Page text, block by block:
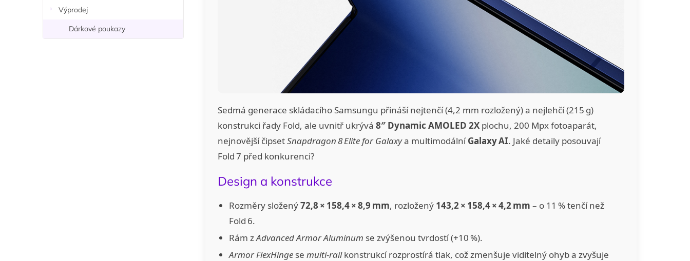
Výprodej
Dárkové poukazy
Sedmá generace skládacího Samsungu přináší nejtenčí (4,2 mm rozložený) a nejlehčí (215 g)
konstrukci řady Fold, ale uvnitř ukrývá 8″ Dynamic AMOLED 2Xplochu, 200 Mpx fotoaparát,
nejnovější čipsetSnapdragon 8 Elite for Galaxya multimodálníGalaxy AI. Jaké detaily posouvají
Fold 7 před konkurenci?
Design a konstrukce
Rozměry složený72,8 × 158,4 × 8,9 mm, rozložený 143,2 × 158,4 × 4,2 mm – o 11 % tenčí než
Fold 6.
Rám zAdvanced Armor Aluminum se zvýšenou tvrdostí (+10 %).
Armor FlexHingese multi‑railkonstrukcí rozprostírá tlak, což zmenšuje viditelný ohyb a zvyšuje